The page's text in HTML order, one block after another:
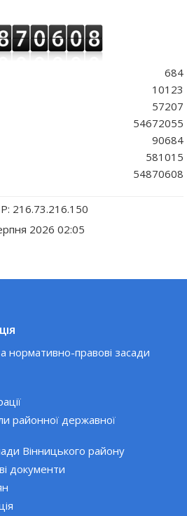
684
10123
57207
54672055
90684
581015
54870608
216.73.216.150
2026 02:05
нормативно-правові засади
районної державної
Вінницького району
документи